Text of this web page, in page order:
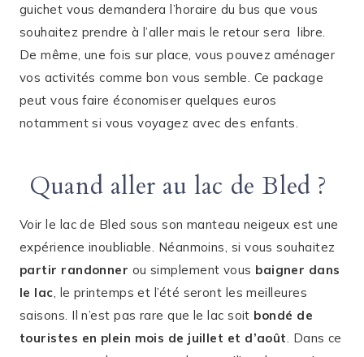
guichet vous demandera l’horaire du bus que vous
souhaitez prendre à l’aller mais le retour sera libre.
De même, une fois sur place, vous pouvez aménager
vos activités comme bon vous semble. Ce package
peut vous faire économiser quelques euros
notamment si vous voyagez avec des enfants.
Quand aller au lac de Bled ?
Voir le lac de Bled sous son manteau neigeux est une
expérience inoubliable. Néanmoins, si vous souhaitez
partir randonner ou simplement vous baigner dans
le lac , le printemps et l’été seront les meilleures
saisons. Il n’est pas rare que le lac soit bondé de
touristes en plein mois de juillet et d’août . Dans ce